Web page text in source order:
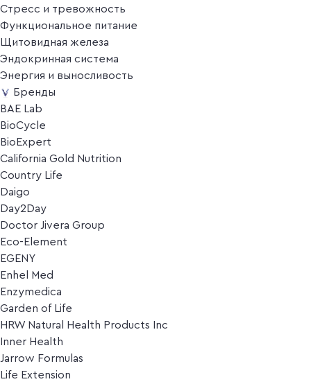
Стресс и тревожность
Функциональное питание
Щитовидная железа
Эндокринная система
Энергия и выносливость
Бренды
BAE Lab
BioCycle
BioExpert
California Gold Nutrition
Country Life
Daigo
Day2Day
Doctor Jivera Group
Eco-Element
EGENY
Enhel Med
Enzymedica
Garden of Life
HRW Natural Health Products Inc
Inner Health
Jarrow Formulas
Life Extension